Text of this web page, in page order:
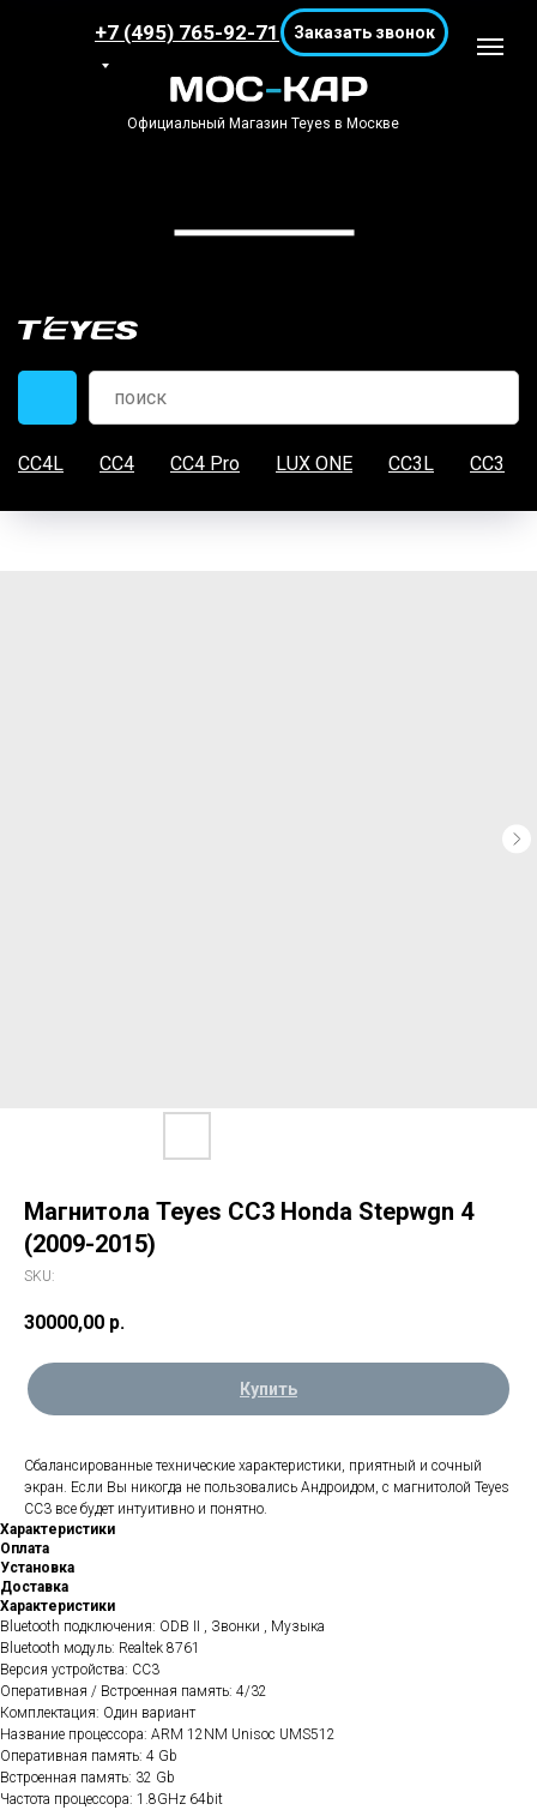
Официальный Магазин Teyes в Москве
+7 (495) 765-92-71 Заказать звонок
CC4L CC4 CC4 Pro LUX ONE CC3L CC3
Магнитола Teyes CC3 Honda Stepwgn 4
(2009-2015)
SKU:
30000,00 р.
Купить
Сбалансированные технические характеристики, приятный и сочный
экран. Если Вы никогда не пользовались Андроидом, с магнитолой Teyes
CC3 все будет интуитивно и понятно.
Характеристики
Оплата
Установка
Доставка
Характеристики
Bluetooth подключения: ODB II , Звонки , Музыка
Bluetooth модуль: Realtek 8761
Версия устройства: CC3
Оперативная / Встроенная память: 4/32
Комплектация: Один вариант
Название процессора: ARM 12NM Unisoc UMS512
Оперативная память: 4 Gb
Встроенная память: 32 Gb
Частота процессора: 1.8GHz 64bit